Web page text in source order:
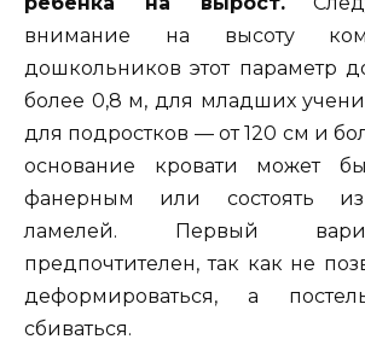
внимание на высоту
дошкольников этот параметр
более 0,8 м, для младших
для подростков — от 120 см и
основание кровати может
фанерным или состоять
ламелей. Первый
предпочтителен, так как не
деформироваться, а
сбиваться.